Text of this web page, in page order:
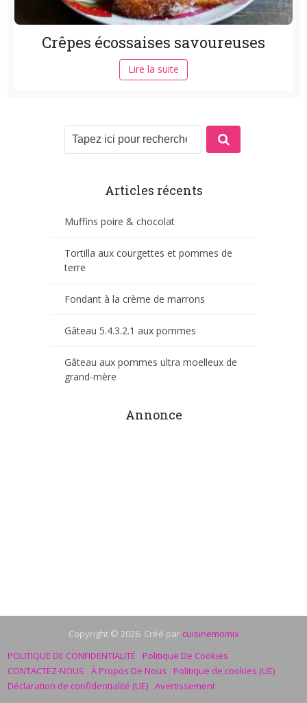
Crêpes écossaises savoureuses
Lire la suite
Articles récents
Muffins poire & chocolat
Tortilla aux courgettes et pommes de
terre
Fondant à la crème de marrons
Gâteau 5.4.3.2.1 aux pommes
Gâteau aux pommes ultra moelleux de
grand-mère
Annonce
Copyright © 2026. Créé par cuisinemomix
POLITIQUE DE CONFIDENTIALITÉ
Politique De Cookies
CONTACTEZ-NOUS
À Propos De Nous
Politique de cookies (UE)
Déclaration de confidentialité (UE) Avertissement